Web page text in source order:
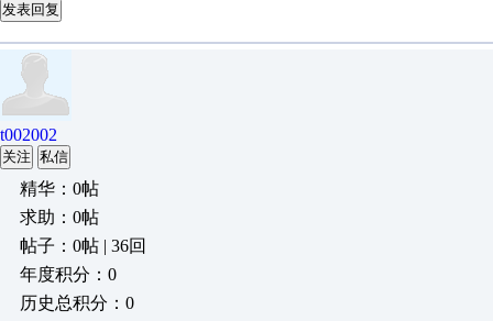
发表回复
t002002
关注 私信
精华：0帖
求助：0帖
帖子：0帖 | 36回
年度积分：0
历史总积分：0